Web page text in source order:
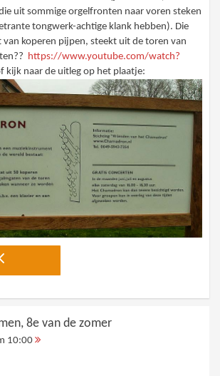
uit sommige orgelfronten naar voren steken
tongwerk-achtige klank hebben). Die
van koperen pijpen, steekt uit de toren van
https://www.youtube.com/watch?
kijk naar de uitleg op het plaatje:
8e van de zomer
10:00